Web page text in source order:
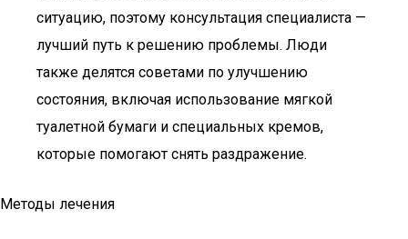
ситуацию, поэтому консультация специалиста —
лучший путь к решению проблемы. Люди
также делятся советами по улучшению
состояния, включая использование мягкой
туалетной бумаги и специальных кремов,
которые помогают снять раздражение.
Методы лечения